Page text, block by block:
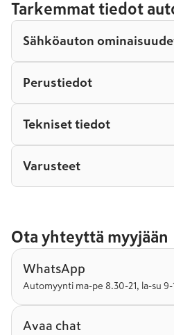
Tarkemmat tiedot
Sähköauton
Perustiedot
Tekniset tiedot
Varusteet
Ota yhteyttä myyjään
WhatsApp
Automyynti ma-pe 8.30-21, la-su 9-
Avaa chat